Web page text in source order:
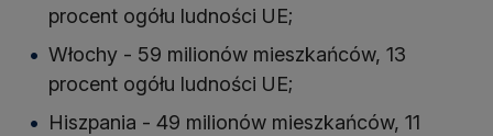
procent ogółu ludności UE;
Włochy - 59 milionów mieszkańców, 13
procent ogółu ludności UE;
Hiszpania - 49 milionów mieszkańców, 11